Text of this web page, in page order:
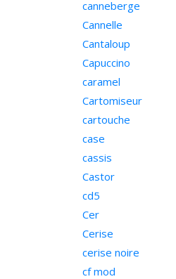
canneberge
Cannelle
Cantaloup
Capuccino
caramel
Cartomiseur
cartouche
case
cassis
Castor
cd5
Cer
Cerise
cerise noire
cf mod